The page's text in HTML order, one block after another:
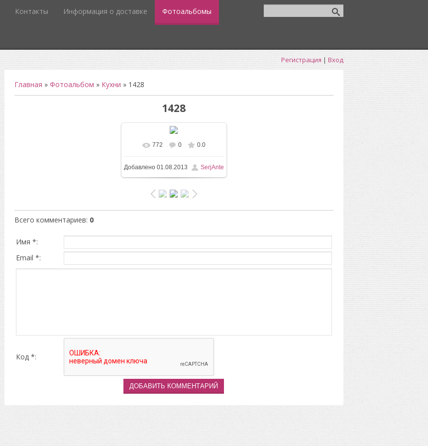
Контакты Информация о доставке Фотоальбомы
Регистрация | Вход
Главная » Фотоальбом » Кухни » 1428
1428
В реальном размере
1200x1600/ 230.5Kb
772 0 0.0
Добавлено01.08.2013 SerjAnte
Всего комментариев: 0
Имя *:
Email *:
Код *: